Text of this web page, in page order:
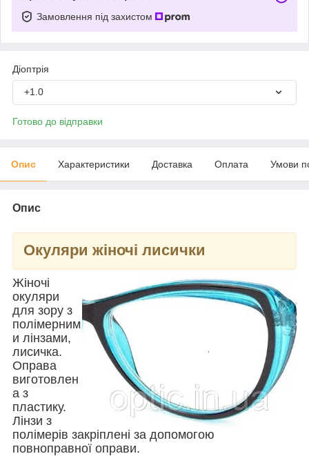
Замовлення під захистом
Діоптрія
+1.0
Готово до відправки
Опис Характеристики Доставка Оплата Умови
Опис
Окуляри жіночі лисички
Жіночі
окуляри
для зору з
полімерним
и лінзами,
лисичка.
Оправа
виготовлен
а з
пластику.
Лінзи з
полімерів закріплені за допомогою
повноправної оправи.